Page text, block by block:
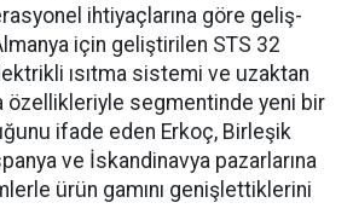
ihtiyaçlarına göre geliş­
için geliştirilen STS 32
ısıtma siste­mi ve uzaktan
özellikleriyle segmentinde yeni bir
ifade eden Erkoç, Birleşik
ve İskan­dinavya pazarlarına
ürün gamını geniş­lettiklerini